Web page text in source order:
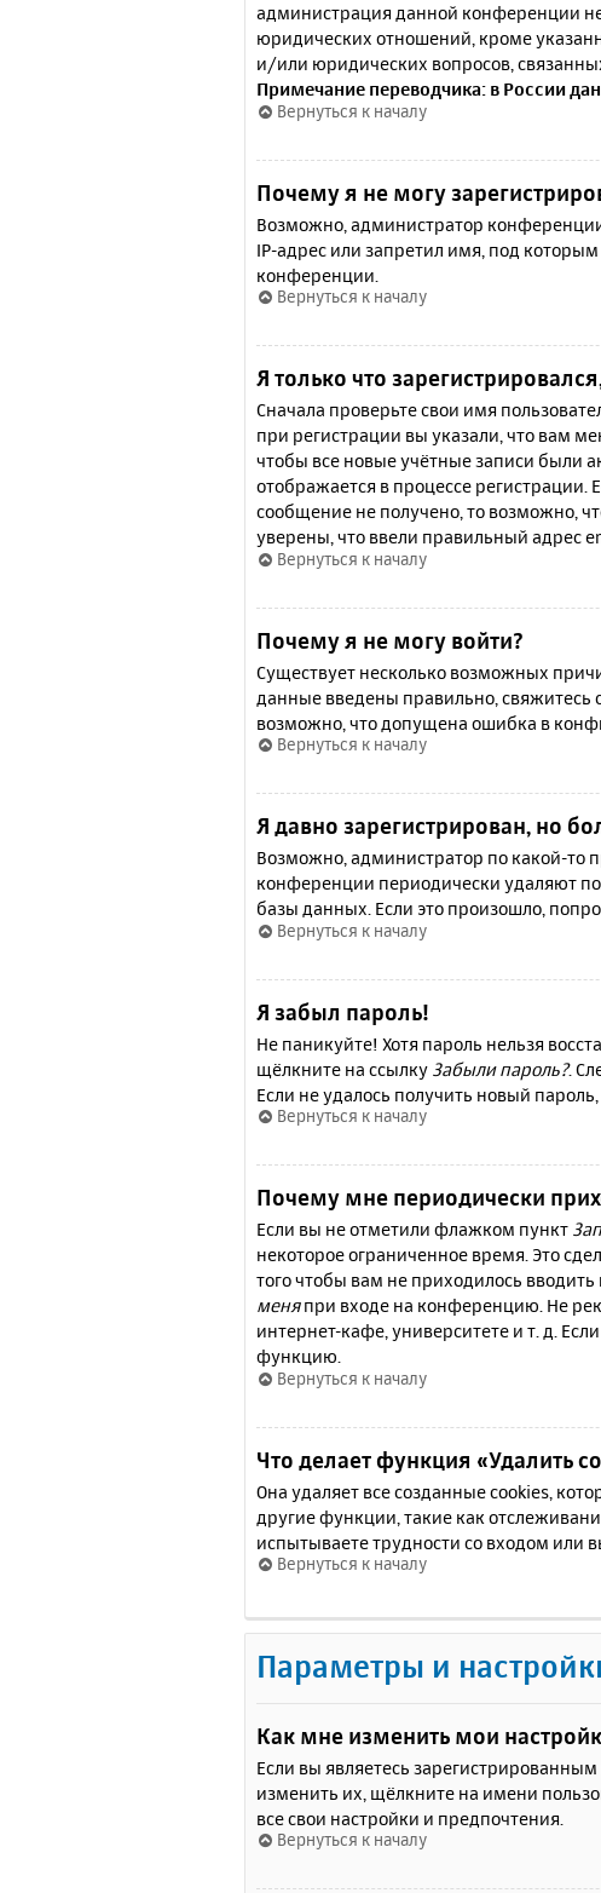
администрация данной конференции
юридических отношений, кроме
и/или юридических вопросов,
Примечание переводчика: в России
Вернуться к началу
Почему я не могу
Возможно, администратор
IP-адрес или запретил имя, под
конференции.
Вернуться к началу
Я только что
Сначала проверьте свои имя
при регистрации вы указали, что вам
чтобы все новые учётные записи были
отображается в процессе
сообщение не получено, то возможно,
уверены, что ввели правильный адрес
Вернуться к началу
Почему я не могу войти?
Существует несколько возможных
данные введены правильно, свяжитесь
возможно, что допущена ошибка в
Вернуться к началу
Я давно зарегистрирован, но
Возможно, администратор по какой-то
конференции периодически удаляют
базы данных. Если это произошло,
Вернуться к началу
Я забыл пароль!
Не паникуйте! Хотя пароль нельзя
щёлкните на ссылку Забыли пароль?.
Если не удалось получить новый
Вернуться к началу
Почему мне периодически
Если вы не отметили флажком пункт
некоторое ограниченное время. Это
того чтобы вам не приходилось
меняпри входе на конференцию. Не
интернет-кафе, университете и т. д.
функцию.
Вернуться к началу
Что делает функция «Удалить
Она удаляет все созданные cookies,
другие функции, такие как
испытываете трудности со входом
Вернуться к началу
Параметры и
Как мне изменить мои
Если вы являетесь
изменить их, щёлкните на имени
все свои настройки и предпочтения.
Вернуться к началу